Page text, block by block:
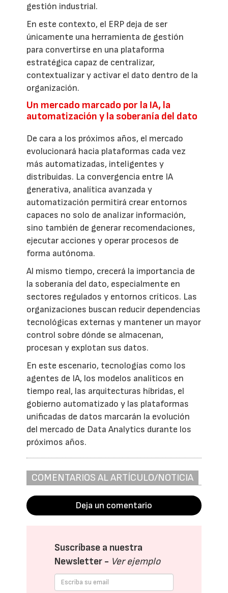
gestión industrial.
En este contexto, el ERP deja de ser
únicamente una herramienta de gestión
para convertirse en una plataforma
estratégica capaz de centralizar,
contextualizar y activar el dato dentro de la
organización.
Un mercado marcado por la IA, la
automatización y la soberanía del dato
De cara a los próximos años, el mercado
evolucionará hacia plataformas cada vez
más automatizadas, inteligentes y
distribuidas. La convergencia entre IA
generativa, analítica avanzada y
automatización permitirá crear entornos
capaces no solo de analizar información,
sino también de generar recomendaciones,
ejecutar acciones y operar procesos de
forma autónoma.
Al mismo tiempo, crecerá la importancia de
la soberanía del dato, especialmente en
sectores regulados y entornos críticos. Las
organizaciones buscan reducir dependencias
tecnológicas externas y mantener un mayor
control sobre dónde se almacenan,
procesan y explotan sus datos.
En este escenario, tecnologías como los
agentes de IA, los modelos analíticos en
tiempo real, las arquitecturas híbridas, el
gobierno automatizado y las plataformas
unificadas de datos marcarán la evolución
del mercado de Data Analytics durante los
próximos años.
COMENTARIOS AL ARTÍCULO/NOTICIA
Deja un comentario
Suscríbase a nuestra
Newsletter - Ver ejemplo